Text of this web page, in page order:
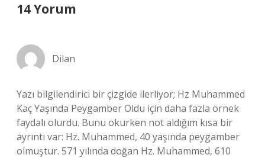
14 Yorum
Dilan
Yazı bilgilendirici bir çizgide ilerliyor; Hz Muhammed
Kaç Yaşında Peygamber Oldu için daha fazla örnek
faydalı olurdu. Bunu okurken not aldığım kısa bir
ayrıntı var: Hz. Muhammed, 40 yaşında peygamber
olmuştur. 571 yılında doğan Hz. Muhammed, 610